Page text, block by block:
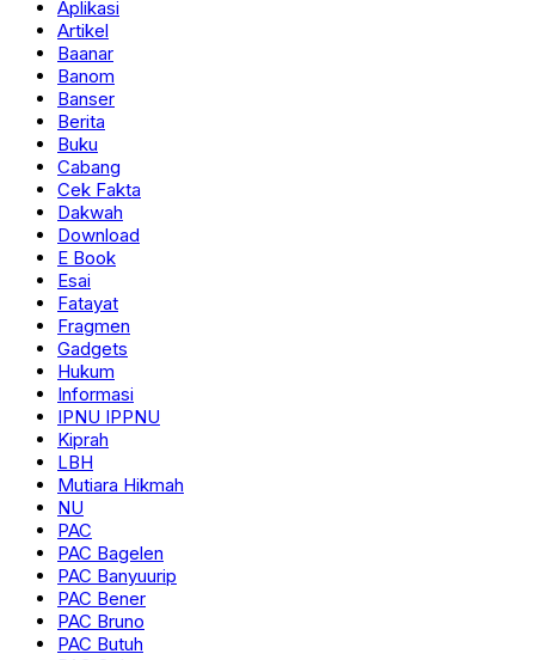
Aplikasi
Artikel
Baanar
Banom
Banser
Berita
Buku
Cabang
Cek Fakta
Dakwah
Download
E Book
Esai
Fatayat
Fragmen
Gadgets
Hukum
Informasi
IPNU IPPNU
Kiprah
LBH
Mutiara Hikmah
NU
PAC
PAC Bagelen
PAC Banyuurip
PAC Bener
PAC Bruno
PAC Butuh